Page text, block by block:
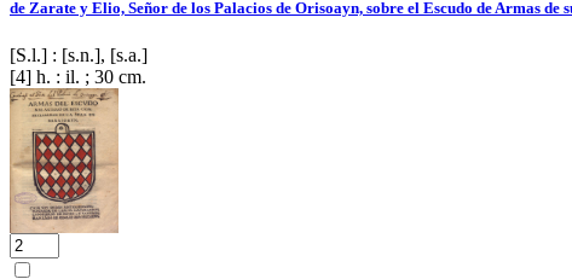
de Zarate y Elio, Señor de los Palacios de Orisoayn, sobre el Escudo de Armas de
[S.l.] : [s.n.], [s.a.]
[4] h. : il. ; 30 cm.